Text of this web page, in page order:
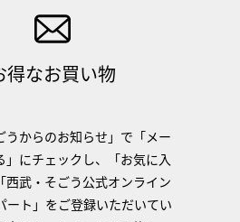
得なお買い物
うからのお知らせ」で「メー
」にチェックし、「お気に入
西武・そごう公式オンライン
ート」をご登録いただいてい